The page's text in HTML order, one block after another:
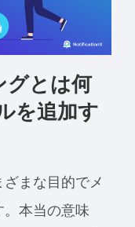
グとは何
を追加す
まな目的でメ
本当の意味